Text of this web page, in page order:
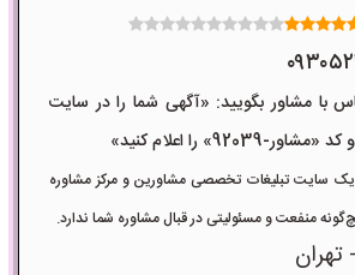
با مشاور بگویید: «آگهی شما را در سایت
را اعلام کنید»
سایت تبلیغات تخصصی مشاورین و مرکز مشاوره
منفعت و مسئولیتی در قبال مشاوره شما ندارد.
تهران